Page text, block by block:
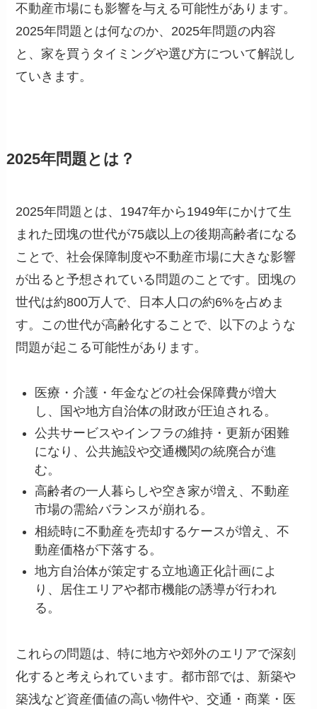
不動産市場にも影響を与える可能性があります。
2025年問題とは何なのか、2025年問題の内容
と、家を買うタイミングや選び方について解説し
ていきます。
2025年問題とは？
2025年問題とは、1947年から1949年にかけて生
まれた団塊の世代が75歳以上の後期高齢者になる
ことで、社会保障制度や不動産市場に大きな影響
が出ると予想されている問題のことです。団塊の
世代は約800万人で、日本人口の約6%を占めま
す。この世代が高齢化することで、以下のような
問題が起こる可能性があります。
医療・介護・年金などの社会保障費が増大
し、国や地方自治体の財政が圧迫される。
公共サービスやインフラの維持・更新が困難
になり、公共施設や交通機関の統廃合が進
む。
高齢者の一人暮らしや空き家が増え、不動産
市場の需給バランスが崩れる。
相続時に不動産を売却するケースが増え、不
動産価格が下落する。
地方自治体が策定する立地適正化計画によ
り、居住エリアや都市機能の誘導が行われ
る。
これらの問題は、特に地方や郊外のエリアで深刻
化すると考えられています。都市部では、新築や
築浅など資産価値の高い物件や、交通・商業・医